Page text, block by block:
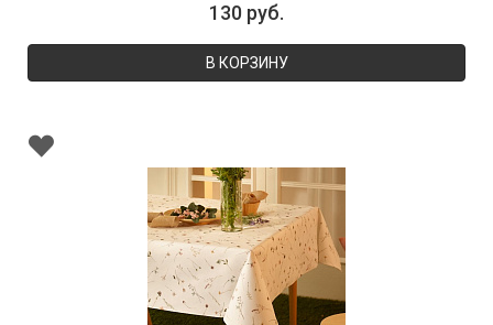
130 руб.
В КОРЗИНУ